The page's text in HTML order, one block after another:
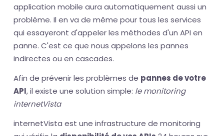
application mobile aura automatiquement aussi un
problème. Il en va de même pour tous les services
qui essayeront d'appeler les méthodes d'un API en
panne. C'est ce que nous appelons les pannes
indirectes ou en cascades.
Afin de prévenir les problèmes de pannes de votre
API, il existe une solution simple: le monitoring
internetVista
internetVista est une infrastructure de monitoring